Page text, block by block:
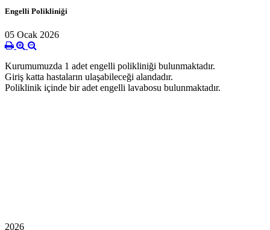
Engelli Polikliniği
05 Ocak 2026
Kurumumuzda 1 adet engelli polikliniği bulunmaktadır.
Giriş katta hastaların ulaşabileceği alandadır.
Poliklinik içinde bir adet engelli lavabosu bulunmaktadır.
2026